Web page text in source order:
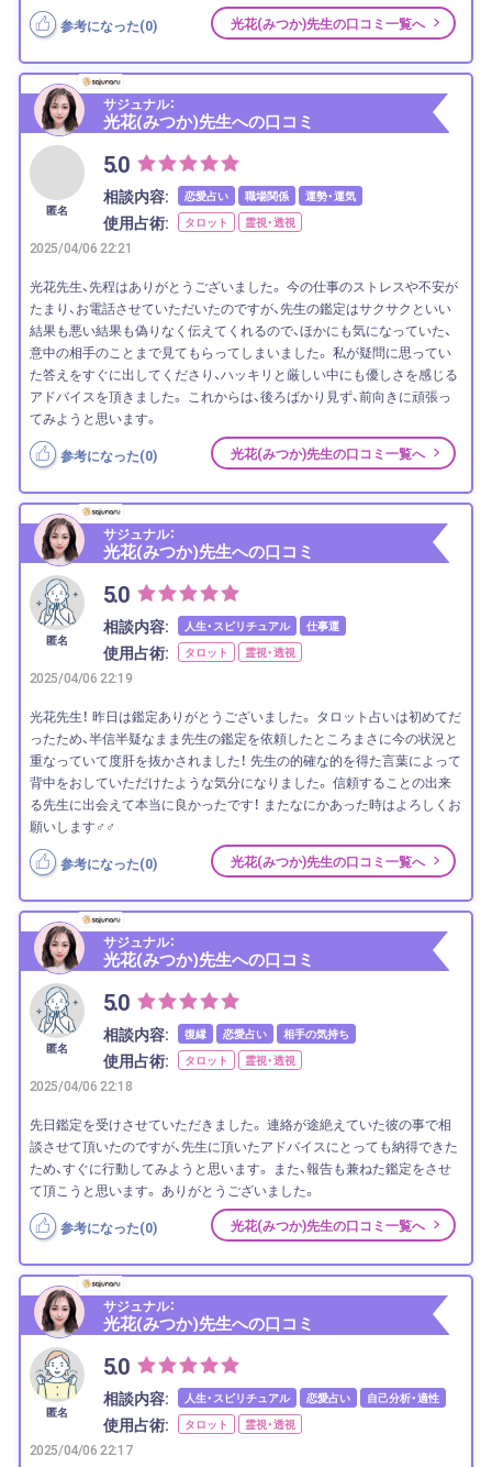
参考になった(0) 光花(みつか)先生の口コミ一覧へ
サジュナル：
光花(みつか)先生への口コミ
匿名
5.0
相談内容: 恋愛占い 職場関係 運勢・運気
使用占術: タロット 霊視・透視
2025/04/06 22:21
光花先生、先程はありがとうございました。 今の仕事のストレスや不安が
たまり、お電話させていただいたのですが、先生の鑑定はサクサクといい
結果も悪い結果も偽りなく伝えてくれるので、ほかにも気になっていた、
意中の相手のことまで見てもらってしまいました。 私が疑問に思ってい
た答えをすぐに出してくださり、ハッキリと厳しい中にも優しさを感じる
アドバイスを頂きました。 これからは、後ろばかり見ず、前向きに頑張っ
てみようと思います。
参考になった(0) 光花(みつか)先生の口コミ一覧へ
サジュナル：
光花(みつか)先生への口コミ
匿名
5.0
相談内容: 人生・スピリチュアル 仕事運
使用占術: タロット 霊視・透視
2025/04/06 22:19
光花先生！ 昨日は鑑定ありがとうございました。 タロット占いは初めてだ
ったため、半信半疑なまま先生の鑑定を依頼したところまさに今の状況と
重なっていて度肝を抜かされました！ 先生の的確な的を得た言葉によって
背中をおしていただけたような気分になりました。 信頼することの出来
る先生に出会えて本当に良かったです！ またなにかあった時はよろしくお
願いします‍♂️‍♂️
参考になった(0) 光花(みつか)先生の口コミ一覧へ
サジュナル：
光花(みつか)先生への口コミ
匿名
5.0
相談内容: 復縁 恋愛占い 相手の気持ち
使用占術: タロット 霊視・透視
2025/04/06 22:18
先日鑑定を受けさせていただきました。 連絡が途絶えていた彼の事で相
談させて頂いたのですが、先生に頂いたアドバイスにとっても納得できた
ため、すぐに行動してみようと思います。 また、報告も兼ねた鑑定をさせ
て頂こうと思います。 ありがとうございました。
参考になった(0) 光花(みつか)先生の口コミ一覧へ
サジュナル：
光花(みつか)先生への口コミ
匿名
5.0
相談内容: 人生・スピリチュアル 恋愛占い 自己分析・適性
使用占術: タロット 霊視・透視
2025/04/06 22:17